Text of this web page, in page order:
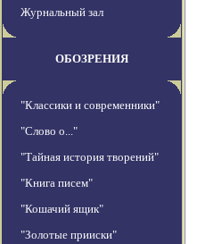
Журнальный зал
ОБОЗРЕНИЯ
"Классики и современники"
"Слово о..."
"Тайная история творений"
"Книга писем"
"Кошачий ящик"
"Золотые прииски"